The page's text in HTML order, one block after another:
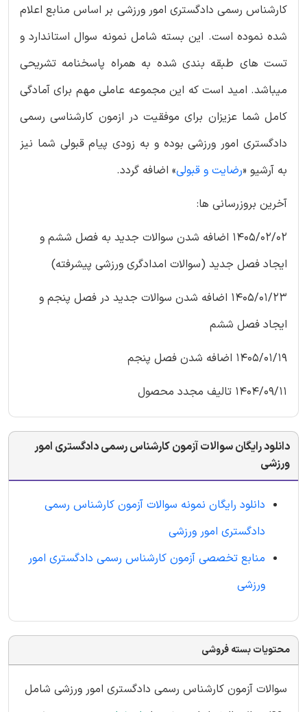
کارشناس رسمی دادگستری امور ورزشی بر اساس منابع اعلام
شده نموده است. این بسته شامل نمونه سوال استاندارد و
تست های طبقه بندی شده به همراه پاسخنامه تشریحی
میباشد. امید است که این مجموعه عاملی مهم برای آمادگی
کامل شما عزیزان برای موفقیت در ازمون کارشناسی رسمی
دادگستری امور ورزشی بوده و به زودی پیام قبولی شما نیز
به آرشیو «رضایت و قبولی» اضافه گردد.
آخرین بروزرسانی ها:
1405/02/02 اضافه شدن سوالات جدید به فصل ششم و
ایجاد فصل جدید (سوالات امدادگری ورزشی پیشرفته)
1405/01/23 اضافه شدن سوالات جدید در فصل پنجم و
ایجاد فصل ششم
1405/01/19 اضافه شدن فصل پنجم
1404/09/11 تالیف مجدد محصول
دانلود رایگان سوالات آزمون کارشناس رسمی دادگستری امور
ورزشی
دانلود رایگان نمونه سوالات آزمون کارشناس رسمی
دادگستری امور ورزشی
منابع تخصصی آزمون کارشناس رسمی دادگستری امور
ورزشی
محتویات بسته فروشی
سوالات آزمون کارشناس رسمی دادگستری امور ورزشی شامل